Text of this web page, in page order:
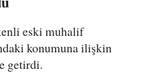
eski muhalif
konumuna ilişkin
getirdi.